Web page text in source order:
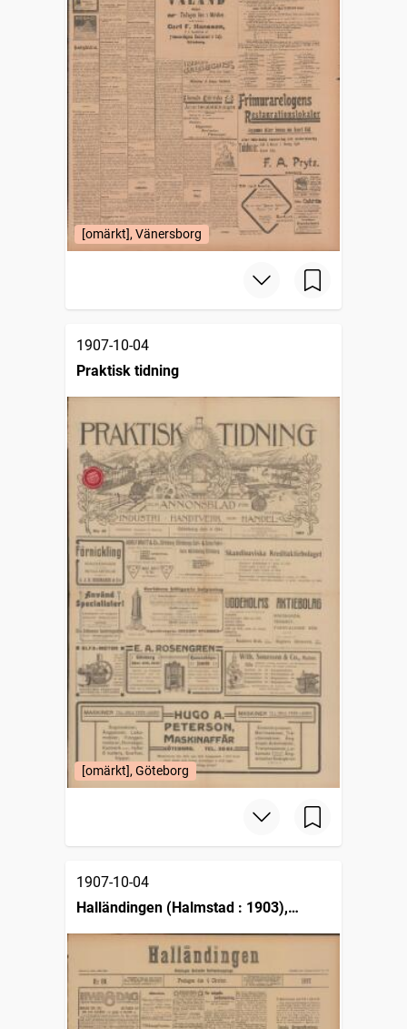
[omärkt], Vänersborg
1907-10-04
Praktisk tidning
[omärkt], Göteborg
1907-10-04
Halländingen (Halmstad : 1903),